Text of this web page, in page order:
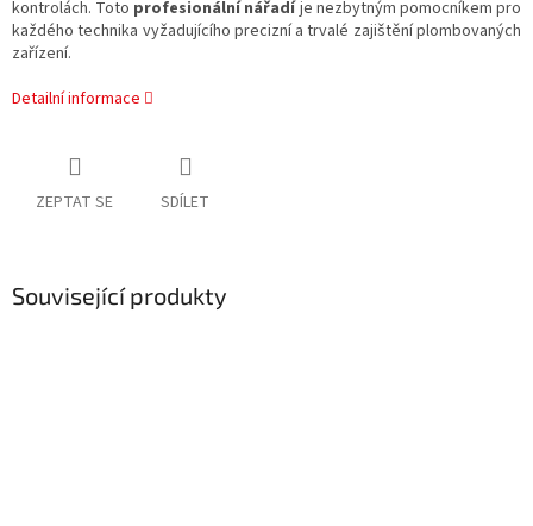
kontrolách. Toto profesionální nářadíje nezbytným pomocníkem pro
každého technika vyžadujícího precizní a trvalé zajištění plombovaných
zařízení.
Detailní informace
ZEPTAT SE SDÍLET
Související produkty